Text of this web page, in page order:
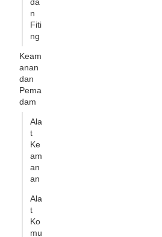
da
n
Fiti
ng
Keam
anan
dan
Pema
dam
Ala
t
Ke
am
an
an
Ala
t
Ko
mu